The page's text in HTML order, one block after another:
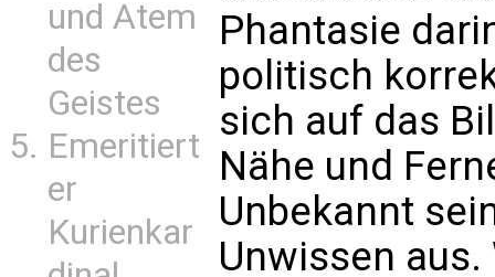
und Atem
des
Geistes
Emeritiert
er
Kurienkar
Phantasie
politisch
sich auf das
Nähe und
Unbekannt
Unwissen